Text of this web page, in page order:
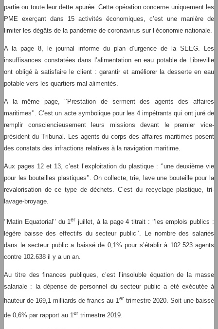
partie ou toute leur dette apurée. Cette opération concerne uniquement les
PME exerçant dans 15 activités économiques, c’est une manière de
limiter les dégâts de la pandémie de coronavirus sur l’économie nationale.
A la page 8, le journal informe du plan d’urgence de la SEEG. Les
insuffisances constatées dans l’alimentation en eau potable de Libreville
ont obligé à satisfaire le client : garantir et améliorer la desserte en eau
potable vers les quartiers mal alimentés.
A la même page, ‘’Prestation de serment des agents des affaires
maritimes’’. C’est un acte symbolique pour les 4 impétrants qui ont juré de
remplir consciencieusement leurs missions devant le premier vice-
président du Tribunal. Les agents du corps des affaires maritimes posent
des constats des infractions relatives à la navigation maritime.
Aux pages 12 et 13, c’est l’exploitation du plastique : ‘’une deuxième vie
pour les bouteilles plastiques’’. On collecte, trie, lave une bouteille pour la
revalorisation de ce type de déchets. C’est du recyclage plastique, tri-
lavage-broyage.
‘’Matin Equatorial’’ du 1er juillet, à la page 4 titrait : ‘’les emplois publics :
légère baisse des effectifs du secteur public’’. Le nombre des salariés
dans le secteur public a baissé de 0,1% pour s’établir à 102.523 agents
contre 102.638 il y a un an.
Au titre des finances publiques, c’est l’insoluble équation de la masse
salariale : la dépense de personnel du secteur public a été exécutée à
hauteur de 169,1 milliards de francs au 1er trimestre 2020. Soit une baisse
de 0,6% par rapport au 1er trimestre 2019.